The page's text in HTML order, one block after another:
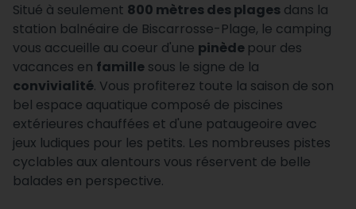
Situé à seulement 800 mètres des plages dans la
station balnéaire de Biscarrosse-Plage, le camping
vous accueille au coeur d'une pinède pour des
vacances en famille sous le signe de la
convivialité. Vous profiterez toute la saison de son
bel espace aquatique composé de piscines
extérieures chauffées et d'une pataugeoire avec
jeux ludiques pour les petits. Les nombreuses pistes
cyclables aux alentours vous réservent de belle
balades en perspective.